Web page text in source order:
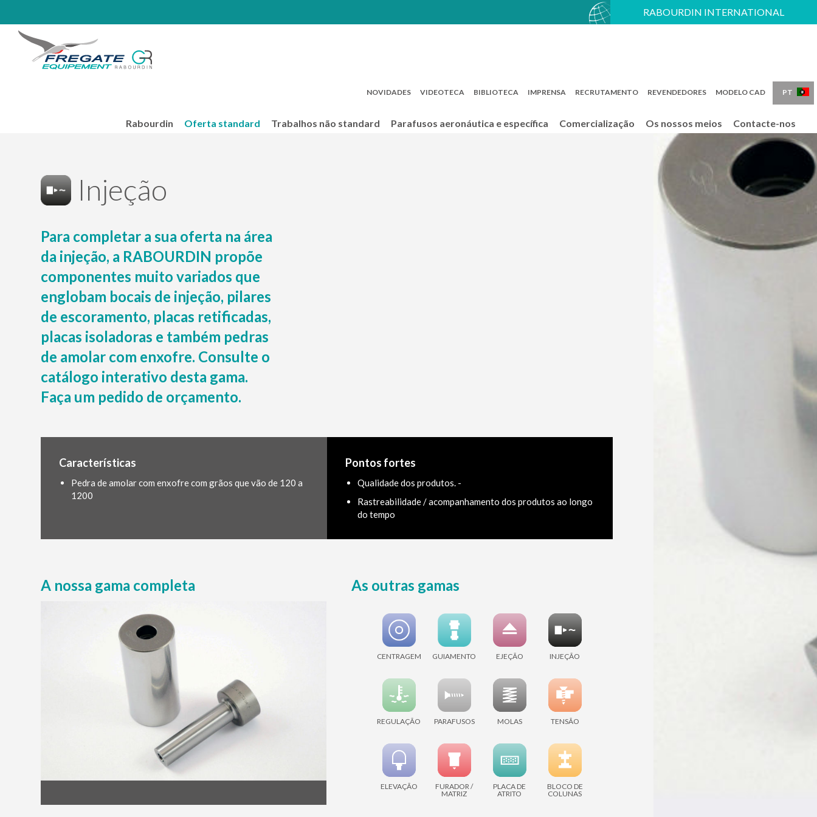
RABOURDIN INTERNATIONAL
NOVIDADES VIDEOTECA BIBLIOTECA IMPRENSA RECRUTAMENTO REVENDEDORES MODELO CAD PT
Rabourdin Oferta standard Trabalhos não standard Parafusos aeronáutica e específica Comercialização Os nossos meios Contacte-nos
Injeção
Para completar a sua oferta na área
da injeção, a RABOURDIN propõe
componentes muito variados que
englobam bocais de injeção, pilares
de escoramento, placas retificadas,
placas isoladoras e também pedras
de amolar com enxofre. Consulte o
catálogo interativo desta gama.
Faça um pedido de orçamento.
Características
Pedra de amolar com enxofre com grãos que vão de 120 a
1200
Pontos fortes
Qualidade dos produtos. -
Rastreabilidade / acompanhamento dos produtos ao longo
do tempo
A nossa gama completa As outras gamas
CENTRAGEM GUIAMENTO EJEÇÃO INJEÇÃO
REGULAÇÃO PARAFUSOS MOLAS TENSÃO
ELEVAÇÃO
FURADOR /
MATRIZ
PLACA DE
ATRITO
BLOCO DE
COLUNAS